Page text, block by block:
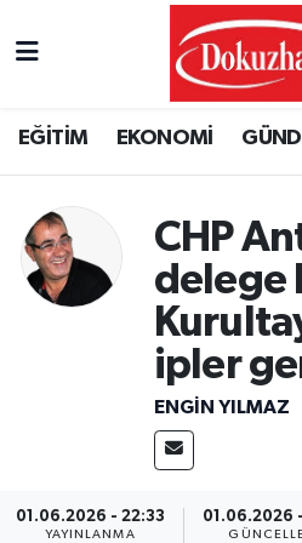
EĞİTİM EKONOMİ
CHP
delege
ipler
ENGİN YILMAZ
01.06.2026 - 22:33
YAYINLANMA
01.06.2026
Puan Durumu ve Fikstür
Tüm Manşetler
Son Dakika Haberleri
Haber Arşivi